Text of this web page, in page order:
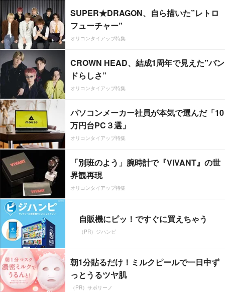
SUPER★DRAGON、自ら描いた”レトロ
フューチャー”
オリコンタイアップ特集
CROWN HEAD、結成1周年で見えた”バン
ドらしさ”
オリコンタイアップ特集
パソコンメーカー社員が本気で選んだ「10
万円台PC３選」
オリコンタイアップ特集
「別班のよう」腕時計で『VIVANT』の世
界観再現
オリコンタイアップ特集
自販機にピッ！ですぐに買えちゃう
（PR）ジハンピ
朝1分貼るだけ！ミルクピールで一日中ず
っとうるツヤ肌
（PR）サボリーノ